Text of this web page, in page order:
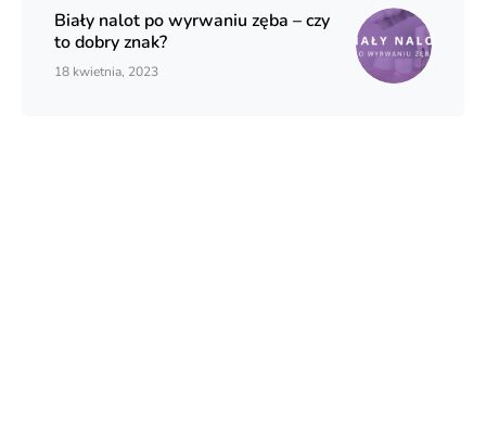
Biały nalot po wyrwaniu zęba – czy
to dobry znak?
18 kwietnia, 2023